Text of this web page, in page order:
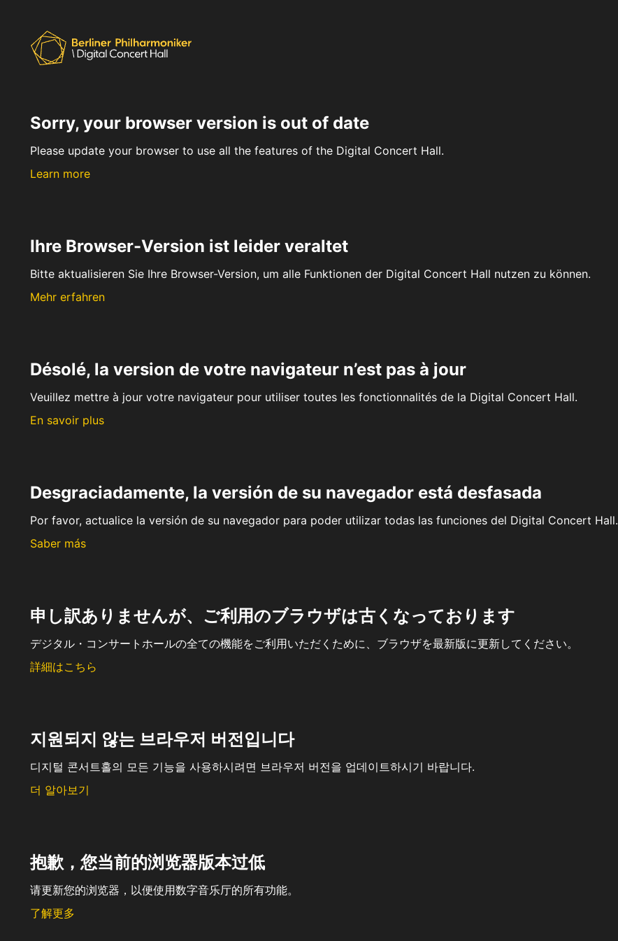
Sorry, your browser version is out of date
Please update your browser to use all the features of the Digital Concert Hall.
Learn more
Ihre Browser-Version ist leider veraltet
Bitte aktualisieren Sie Ihre Browser-Version, um alle Funktionen der Digital Concert Hall nutzen zu können.
Mehr erfahren
Désolé, la version de votre navigateur n’est pas à jour
Veuillez mettre à jour votre navigateur pour utiliser toutes les fonctionnalités de la Digital Concert Hall.
En savoir plus
Desgraciadamente, la versión de su navegador está desfasada
Por favor, actualice la versión de su navegador para poder utilizar todas las funciones del Digital Concert Hall.
Saber más
申し訳ありませんが、ご利用のブラウザは古くなっております
デジタル・コンサートホールの全ての機能をご利用いただくために、ブラウザを最新版に更新してください。
詳細はこちら
지원되지 않는 브라우저 버전입니다
디지털 콘서트홀의 모든 기능을 사용하시려면 브라우저 버전을 업데이트하시기 바랍니다.
더 알아보기
抱歉，您当前的浏览器版本过低
请更新您的浏览器，以便使用数字音乐厅的所有功能。
了解更多